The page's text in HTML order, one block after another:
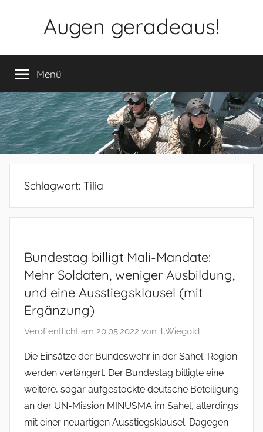
Augen geradeaus!
Menü
Schlagwort: Tilia
Bundestag billigt Mali-Mandate:
Mehr Soldaten, weniger Ausbildung,
und eine Ausstiegsklausel (mit
Ergänzung)
Veröffentlicht am 20.05.2022 von T.Wiegold
Die Einsätze der Bundeswehr in der Sahel-Region
werden verlängert. Der Bundestag billigte eine
weitere, sogar aufgestockte deutsche Beteiligung
an der UN-Mission MINUSMA im Sahel, allerdings
mit einer neuartigen Ausstiegsklausel. Dagegen